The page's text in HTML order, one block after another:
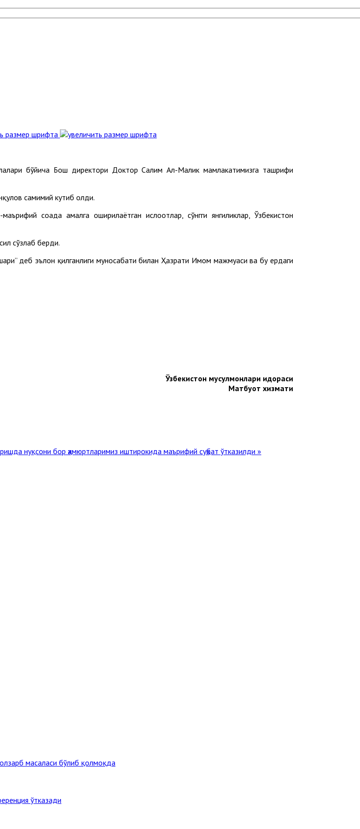
размер шрифта
бўйича Бош директори Доктор Салим Ал-Малик мамлакатимизга ташрифи
самимий кутиб олди.
соҳада амалга оширилаётган ислоҳотлар, сўнгги янгиликлар, Ўзбекистон
сўзлаб берди.
деб эълон қилганлиги муносабати билан Ҳазрати Имом мажмуаси ва бу ердаги
Ўзбекистон мусулмонлари идораси
Матбуот хизмати
нуқсони бор ҳамюртларимиз иштирокида маърифий суҳбат ўтказилди »
масаласи бўлиб қолмоқда
ўтказади